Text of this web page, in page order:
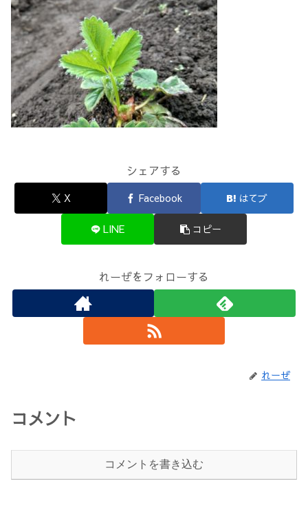
シェアする
X Facebook はてブ
LINE コピー
れーぜをフォローする
れーぜ
コメント
コメントを書き込む